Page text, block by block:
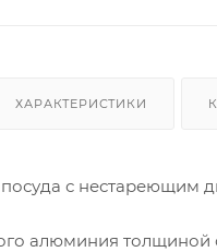
ХАРАКТЕРИСТИКИ
с нестареющим
алюминия толщиной